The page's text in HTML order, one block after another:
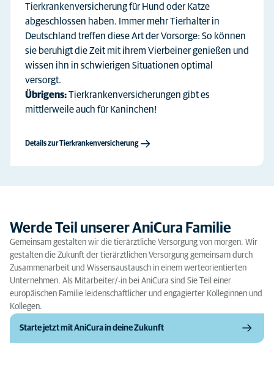
Tierkrankenversicherung für Hund oder Katze
abgeschlossen haben. Immer mehr Tierhalter in
Deutschland treffen diese Art der Vorsorge: So können
sie beruhigt die Zeit mit ihrem Vierbeiner genießen und
wissen ihn in schwierigen Situationen optimal
versorgt.
Übrigens:Tierkrankenversicherungen gibt es
mittlerweile auch für Kaninchen!
Details zur Tierkrankenversicherung
Werde Teil unserer AniCura Familie
Gemeinsam gestalten wir die tierärztliche Versorgung von morgen. Wir
gestalten die Zukunft der tierärztlichen Versorgung gemeinsam durch
Zusammenarbeit und Wissensaustausch in einem werteorientierten
Unternehmen. Als Mitarbeiter/-in bei AniCura sind Sie Teil einer
europäischen Familie leidenschaftlicher und engagierter Kolleginnen und
Kollegen.
Starte jetzt mit AniCura in deine Zukunft